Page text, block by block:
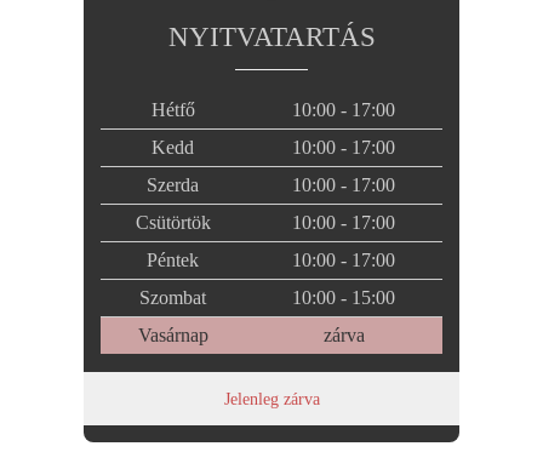
NYITVATARTÁS
Hétfő
10:00 - 17:00
Kedd
10:00 - 17:00
Szerda
10:00 - 17:00
Csütörtök
10:00 - 17:00
Péntek
10:00 - 17:00
Szombat
10:00 - 15:00
Vasárnap
zárva
Jelenleg zárva